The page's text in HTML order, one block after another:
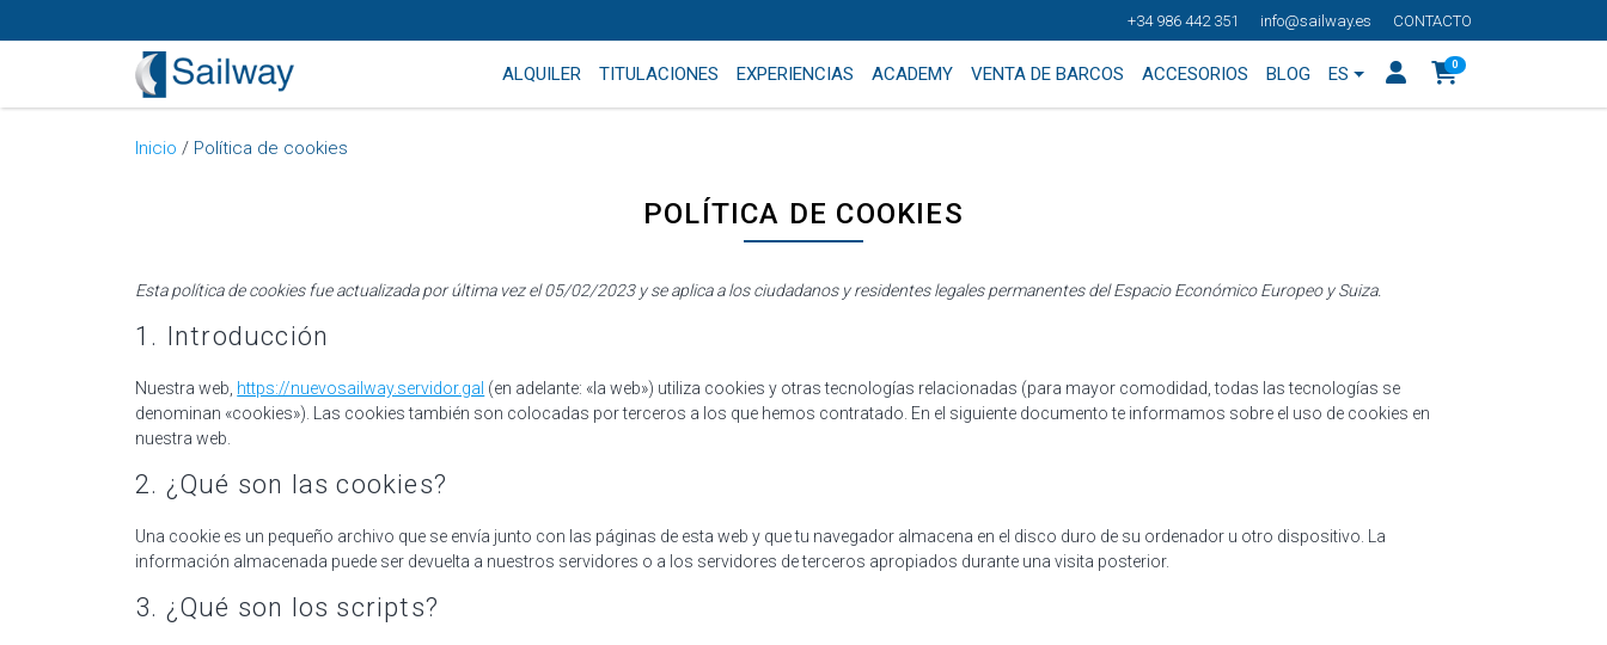
+34 986 442 351 info@sailway.es CONTACTO
ALQUILER TITULACIONES EXPERIENCIAS ACADEMY VENTA DE BARCOS ACCESORIOS BLOG ES 0
Inicio / Política de cookies
POLÍTICA DE COOKIES
Esta política de cookies fue actualizada por última vez el 05/02/2023 y se aplica a los ciudadanos y residentes legales permanentes del Espacio Económico Europeo y Suiza.
1. Introducción
Nuestra web, https://nuevosailway.servidor.gal (en adelante: «la web») utiliza cookies y otras tecnologías relacionadas (para mayor comodidad, todas las tecnologías se
denominan «cookies»). Las cookies también son colocadas por terceros a los que hemos contratado. En el siguiente documento te informamos sobre el uso de cookies en
nuestra web.
2. ¿Qué son las cookies?
Una cookie es un pequeño archivo que se envía junto con las páginas de esta web y que tu navegador almacena en el disco duro de su ordenador u otro dispositivo. La
información almacenada puede ser devuelta a nuestros servidores o a los servidores de terceros apropiados durante una visita posterior.
3. ¿Qué son los scripts?